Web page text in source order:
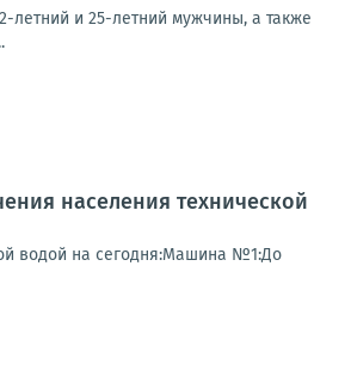
летний и 25-летний мужчины, а также
населения технической
водой на сегодня:Машина №1:До